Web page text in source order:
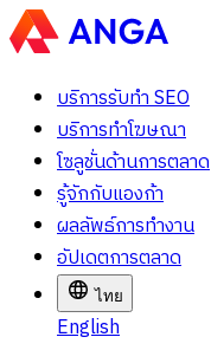
บริการรับทำ SEO
บริการทำโฆษณา
โซลูชั่นด้านการตลาด
รู้จักกับแองก้า
ผลลัพธ์การทำงาน
อัปเดตการตลาด
ไทย
English